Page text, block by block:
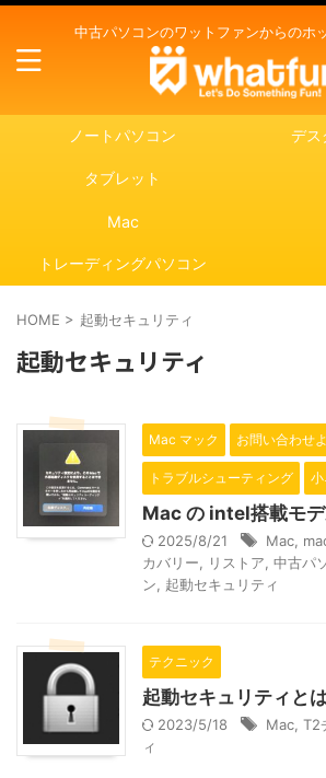
中古パソコンのワットファンからのホ
ノートパソコン デス
タブレット
Mac
トレーディングパソコン
HOME > 起動セキュリティ
起動セキュリティ
Mac マック お問い合わせ
トラブルシューティング
Mac の intel搭載モ
2025/8/21 Mac
カバリー
リストア 中古パ
ン
起動セキュリティ
テクニック
起動セキュリティと
2023/5/18 Mac T2
ィ